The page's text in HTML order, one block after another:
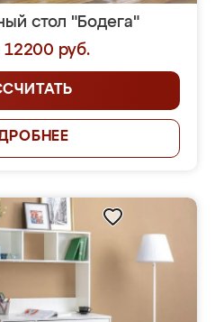
стол "Бодега"
12200 руб.